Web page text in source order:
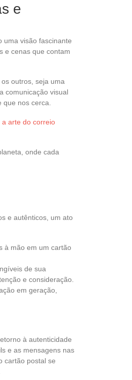
e
uma visão fascinante
e cenas que contam
outros, seja uma
comunicação visual
nos cerca.
arte do correio
onde cada
e autênticos, um ato
à mão em um cartão
de sua
e consideração.
em geração,
à autenticidade
e as mensagens nas
cartão postal se